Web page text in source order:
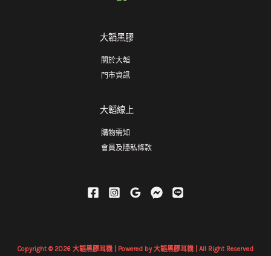
大韜黑膠
關於大韜
門市資訊
大韜線上
購物需知
會員及隱私條款
Copyright © 2026 大韜黑膠耳機 | Powered by 大韜黑膠耳機 | All Right Reserved